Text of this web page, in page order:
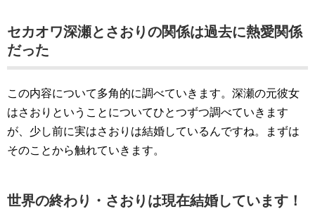
セカオワ深瀬とさおりの関係は過去に熱愛関係
だった
この内容について多角的に調べていきます。深瀬の元彼女
はさおりということについてひとつずつ調べていきます
が、少し前に実はさおりは結婚しているんですね。まずは
そのことから触れていきます。
世界の終わり・さおりは現在結婚しています！